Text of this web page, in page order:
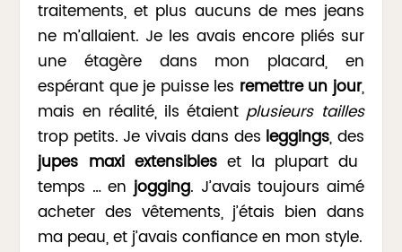
traitements, et plus aucuns de mes jeans
ne m’allaient. Je les avais encore pliés sur
une étagère dans mon placard, en
espérant que je puisse les remettre un jour,
mais en réalité, ils étaientplusieurs tailles
trop petits. Je vivais dans des leggings, des
jupes maxi extensibleset la plupart du
temps … en jogging. J’avais toujours aimé
acheter des vêtements, j’étais bien dans
ma peau, et j’avais confiance en mon style.